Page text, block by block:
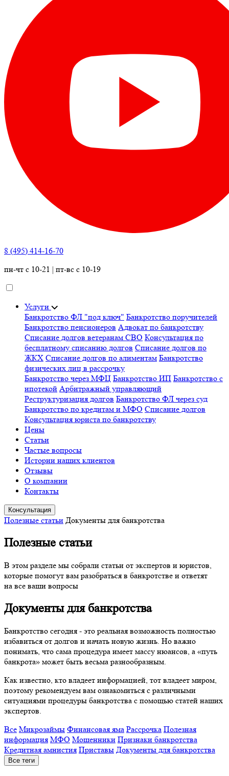
8 (495) 414-16-70
пн-чт с 10-21 | пт-вс с 10-19
Услуги
Банкротство ФЛ "под ключ" Банкротство поручителей
Банкротство пенсионеров Адвокат по банкротству
Списание долгов ветеранам СВО Консультация по
бесплатному списанию долгов Списание долгов по
ЖКХ Списание долгов по алиментам Банкротство
физических лиц в рассрочку
Банкротство через МФЦ Банкротство ИП Банкротство с
ипотекой Арбитражный управляющий
Реструктуризация долгов Банкротство ФЛ через суд
Банкротство по кредитам и МФО Списание долгов
Консультация юриста по банкротству
Цены
Статьи
Частые вопросы
Истории наших клиентов
Отзывы
О компании
Контакты
Консультация
Полезные статьи Документы для банкротства
Полезные статьи
В этом разделе мы собрали статьи от экспертов и юристов,
которые помогут вам разобраться в банкротстве и ответят
на все ваши вопросы
Документы для банкротства
Банкротство сегодня - это реальная возможность полностью
избавиться от долгов и начать новую жизнь. Но важно
понимать, что сама процедура имеет массу нюансов, а «путь
банкрота» может быть весьма разнообразным.
Как известно, кто владеет информацией, тот владеет миром,
поэтому рекомендуем вам ознакомиться с различными
ситуациями процедуры банкротства с помощью статей наших
экспертов.
Все Микрозаймы Финансовая яма Рассрочка Полезная
информация МФО Мошенники Признаки банкротства
Кредитная амнистия Приставы Документы для банкротства
Все теги